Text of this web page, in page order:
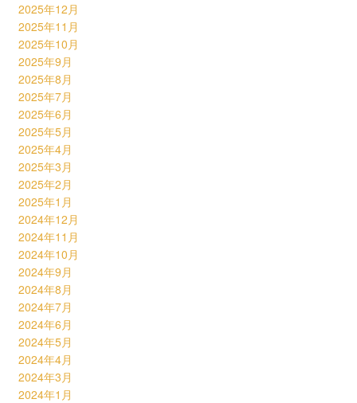
2025年12月
2025年11月
2025年10月
2025年9月
2025年8月
2025年7月
2025年6月
2025年5月
2025年4月
2025年3月
2025年2月
2025年1月
2024年12月
2024年11月
2024年10月
2024年9月
2024年8月
2024年7月
2024年6月
2024年5月
2024年4月
2024年3月
2024年1月